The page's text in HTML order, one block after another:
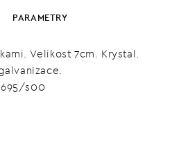
PARAMETRY
Velikost 7cm. Krystal.
s00